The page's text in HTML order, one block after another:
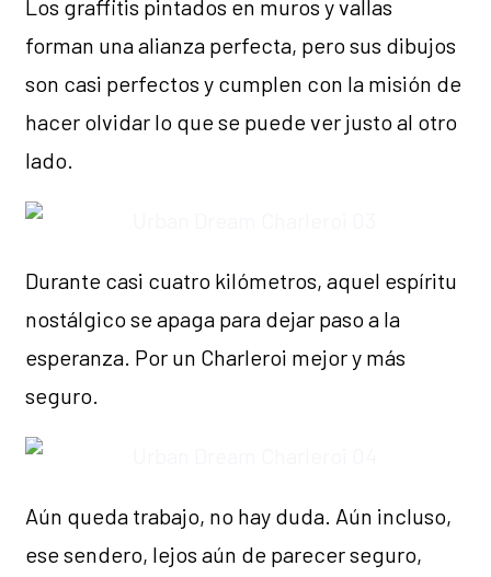
Los graffitis pintados en muros y vallas
forman una alianza perfecta, pero sus dibujos
son casi perfectos y cumplen con la misión de
hacer olvidar lo que se puede ver justo al otro
lado.
Durante casi cuatro kilómetros, aquel espíritu
nostálgico se apaga para dejar paso a la
esperanza. Por un Charleroi mejor y más
seguro.
Aún queda trabajo, no hay duda. Aún incluso,
ese sendero, lejos aún de parecer seguro,